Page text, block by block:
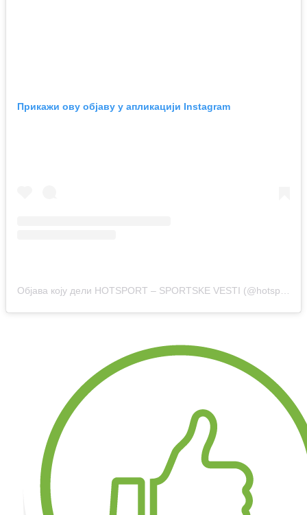
Прикажи ову објаву у апликацији Instagram